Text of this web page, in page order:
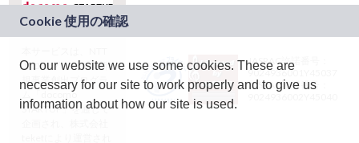
ドコモグループの新
規事業創出プログラ
ム「docomo
STARTUP」を通じて
JASRAC許諾番号：
9024936001Y45037
JASRAC許諾番号：
On our website we use some cookies. These are
necessary for our site to work properly and to give us
information about how our site is used.